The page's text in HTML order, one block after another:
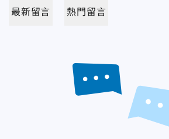
最新留言 熱門留言